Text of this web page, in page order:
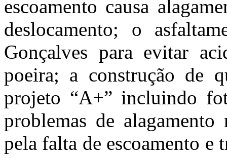
escoamento causa
deslocamento; o
Gonçalves para evitar
poeira; a construção de
projeto “A+” incluindo
problemas de alagamento
pela falta de escoamento